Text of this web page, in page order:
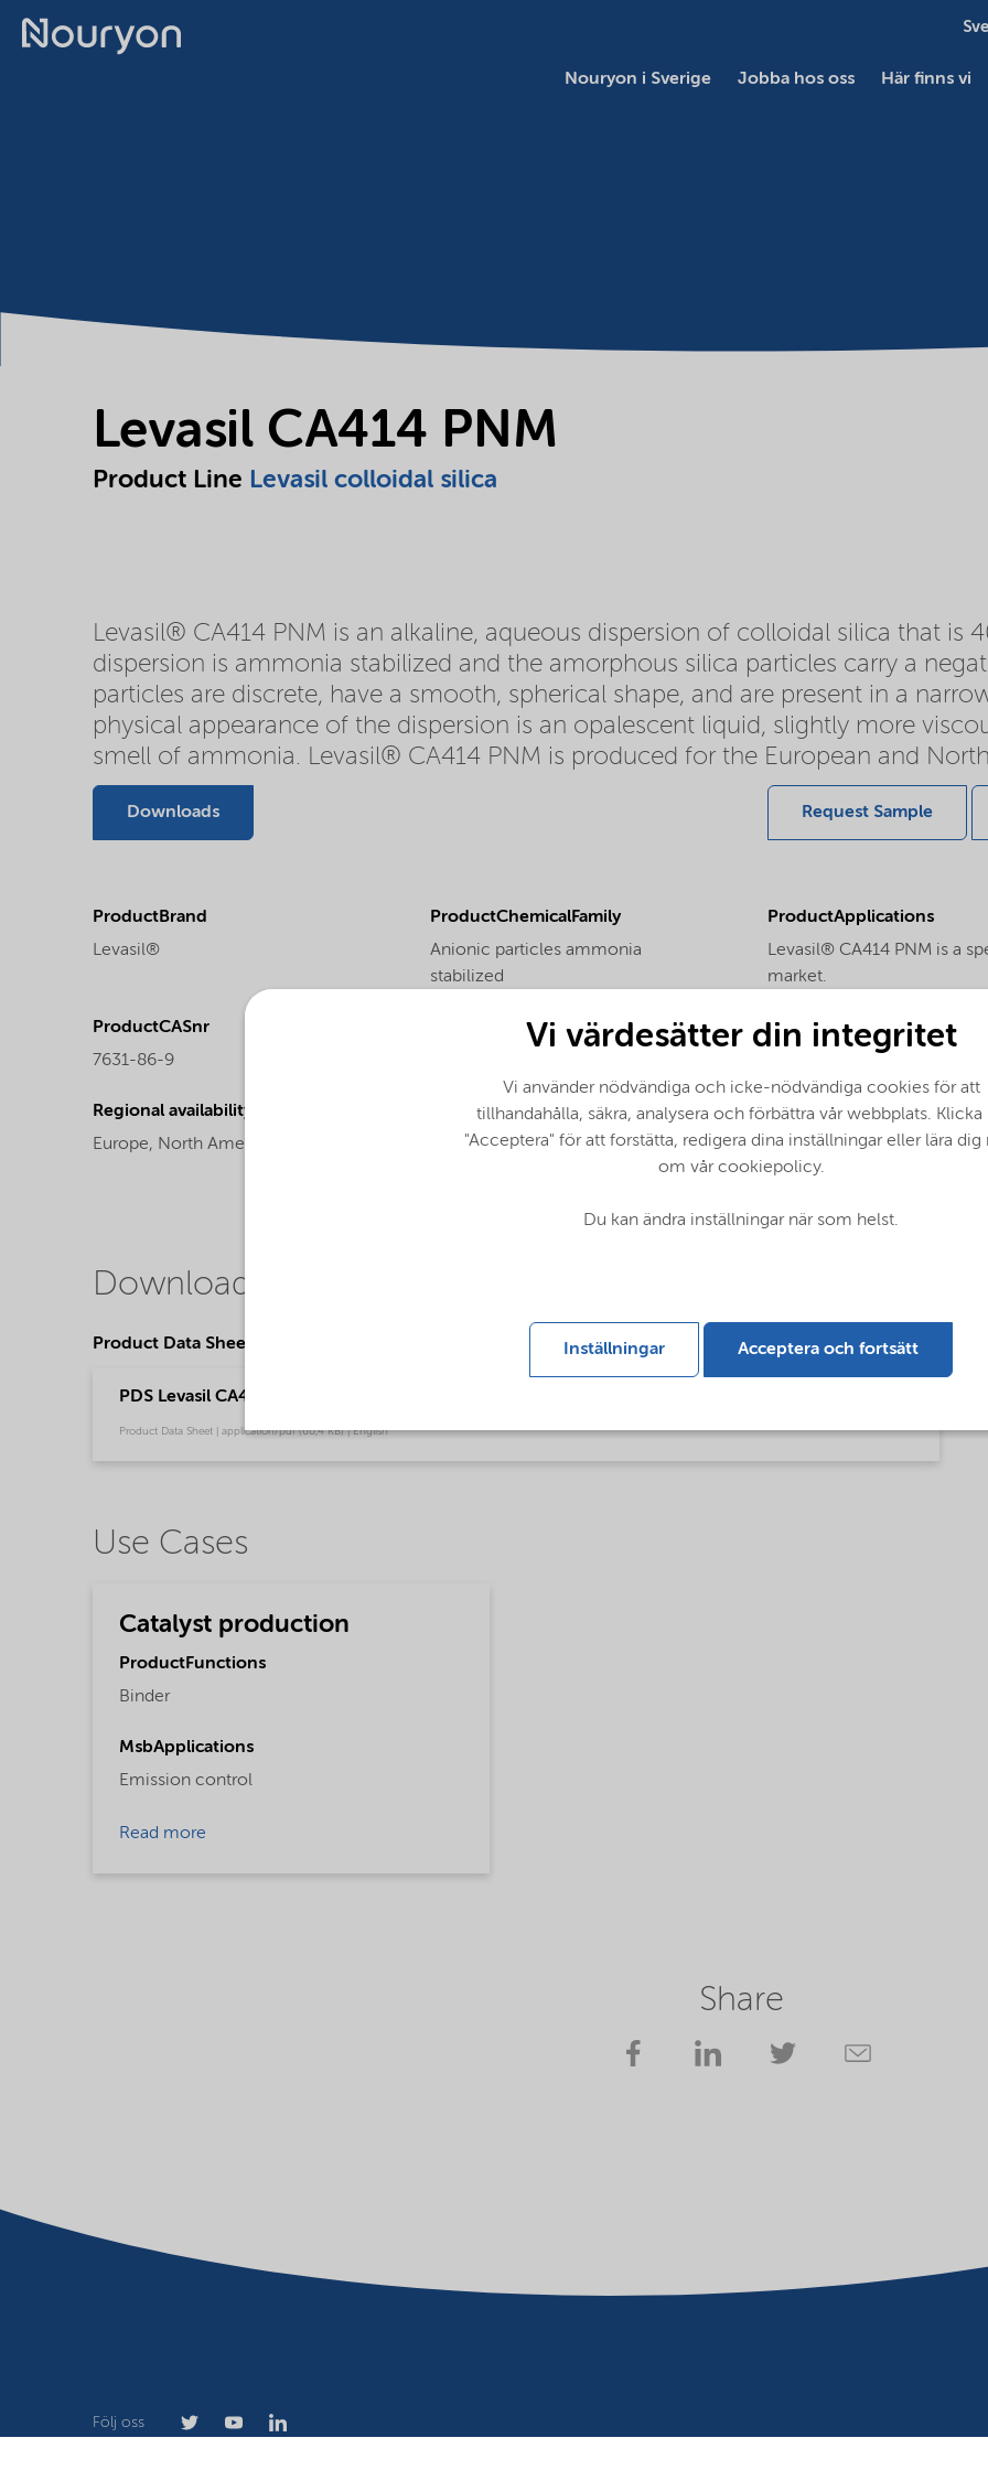
Nouryon i Sverige Jobba hos oss Här finns vi
Levasil CA414 PNM
Product Line Levasil colloidal silica
Levasil® CA414 PNM is an alkaline, aqueous dispersion of colloidal silica that is
dispersion is ammonia stabilized and the amorphous silica particles carry a
particles are discrete, have a smooth, spherical shape, and are present in a
physical appearance of the dispersion is an opalescent liquid, slightly more
smell of ammonia. Levasil® CA414 PNM is produced for the European and
Downloads Request Sample
ProductBrand
Levasil®
ProductChemicalFamily
Anionic particles ammonia
stabilized
ProductCASnr
7631-86-9
ProductPhysicalForm
Regional availability
Europe, North America
ProductChemicalsName
Colloidal silica
ProductApplications
Levasil® CA414 PNM is a
market.
Downloads
Product Data Sheets
PDS Levasil CA414 PNM (English)
Product Data Sheet | application/pdf (60,4 KB) | English
Use Cases
Catalyst production
ProductFunctions
Binder
MsbApplications
Emission control
Read more
Share
Följ oss
Vi värdesätter din integritet
Vi använder nödvändiga och icke-nödvändiga cookies för att
tillhandahålla, säkra, analysera och förbättra vår webbplats. Klicka
"Acceptera" för att forstätta, redigera dina inställningar eller lära dig
om vår cookiepolicy.
Du kan ändra inställningar när som helst.
Inställningar Acceptera och fortsätt